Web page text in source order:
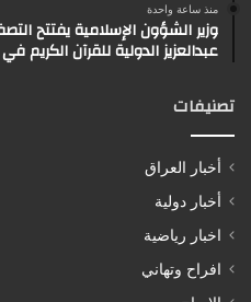
منذ ساعة واحدة
وزير الشؤون الإسلامية يفتتح
عبدالعزيز الدولية للقرآن الكريم في
تصنيفات
أخبار العراق
أخبار دولية
اخبار رياضية
افراح وتهاني